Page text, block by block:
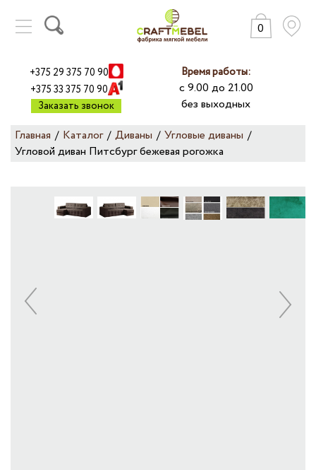
ГАРАНТИИ
ПРАЙС-ЛИСТ
ДОСТАВКА
РАССРОЧКА
О КОМПАНИИ
МЕБЕЛЬ ОПТОМ
ДИВАНЫ
КРОВАТИ
0
+375 29 375 70 90
+375 33 375 70 90
Заказать звонок
Время работы:
с 9.00 до 21.00
без выходных
Главная / Каталог / Диваны / Угловые диваны /
Угловой диван Питсбург бежевая рогожка